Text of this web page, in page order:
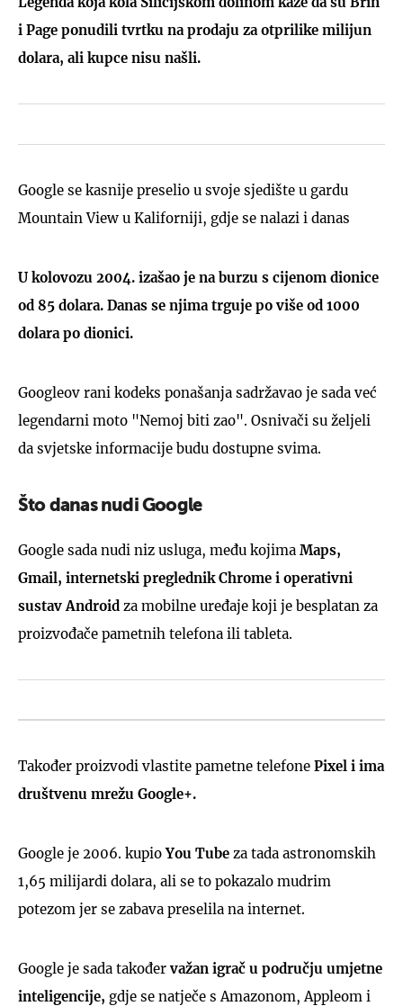
i Page ponudili tvrtku na prodaju za otprilike milijun
dolara, ali kupce nisu našli.
Google se kasnije preselio u svoje sjedište u gardu
Mountain View u Kaliforniji, gdje se nalazi i danas
U kolovozu 2004. izašao je na burzu s cijenom dionice
od 85 dolara. Danas se njima trguje po više od 1000
dolara po dionici.
Googleov rani kodeks ponašanja sadržavao je sada već
legendarni moto "Nemoj biti zao". Osnivači su željeli
da svjetske informacije budu dostupne svima.
Što danas nudi Google
Google sada nudi niz usluga, među kojima Maps,
Gmail, internetski preglednik Chrome i operativni
sustav Android za mobilne uređaje koji je besplatan za
proizvođače pametnih telefona ili tableta.
Također proizvodi vlastite pametne telefone Pixel i ima
društvenu mrežu Google+.
Google je 2006. kupioYou Tube za tada astronomskih
1,65 milijardi dolara, ali se to pokazalo mudrim
potezom jer se zabava preselila na internet.
Google je sada takođervažan igrač u području umjetne
inteligencije, gdje se natječe s Amazonom, Appleom i